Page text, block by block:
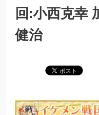
回:小西克幸
健治